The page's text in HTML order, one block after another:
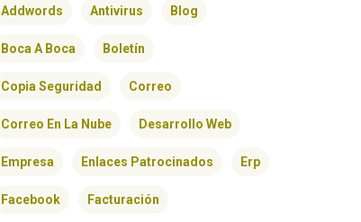
Addwords Antivirus Blog
Boca A Boca Boletín
Copia Seguridad Correo
Correo En La Nube Desarrollo Web
Empresa Enlaces Patrocinados Erp
Facebook Facturación